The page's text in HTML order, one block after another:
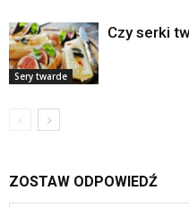
Sery twarde
Czy serki
ZOSTAW ODPOWIEDŹ